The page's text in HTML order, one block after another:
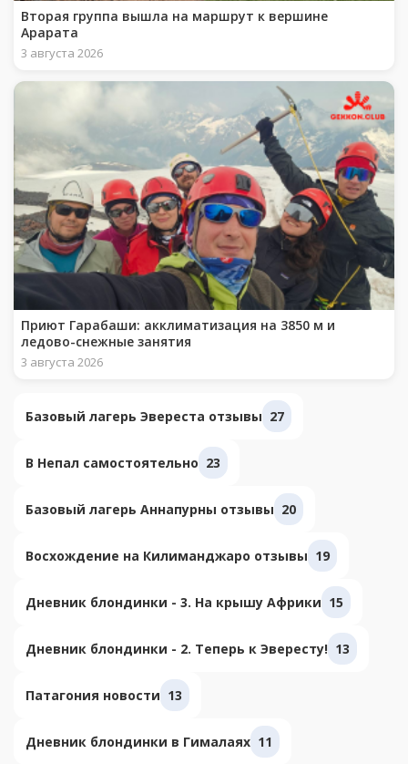
Вторая группа вышла на маршрут к вершине
Арарата
3 августа 2026
Приют Гарабаши: акклиматизация на 3850 м и
ледово-снежные занятия
3 августа 2026
Базовый лагерь Эвереста отзывы 27
В Непал самостоятельно 23
Базовый лагерь Аннапурны отзывы 20
Восхождение на Килиманджаро отзывы 19
Дневник блондинки - 3. На крышу Африки 15
Дневник блондинки - 2. Теперь к Эвересту! 13
Патагония новости 13
Дневник блондинки в Гималаях 11